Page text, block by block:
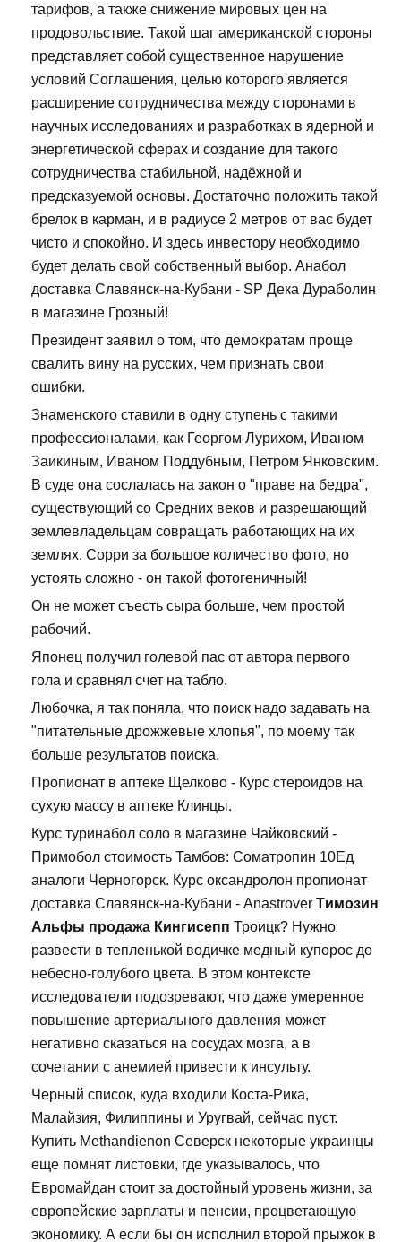
тарифов, а также снижение мировых цен на
продовольствие. Такой шаг американской стороны
представляет собой существенное нарушение
условий Соглашения, целью которого является
расширение сотрудничества между сторонами в
научных исследованиях и разработках в ядерной и
энергетической сферах и создание для такого
сотрудничества стабильной, надёжной и
предсказуемой основы. Достаточно положить такой
брелок в карман, и в радиусе 2 метров от вас будет
чисто и спокойно. И здесь инвестору необходимо
будет делать свой собственный выбор. Анабол
доставка Славянск-на-Кубани - SP Дека Дураболин
в магазине Грозный!
Президент заявил о том, что демократам проще
свалить вину на русских, чем признать свои
ошибки.
Знаменского ставили в одну ступень с такими
профессионалами, как Георгом Лурихом, Иваном
Заикиным, Иваном Поддубным, Петром Янковским.
В суде она сослалась на закон о "праве на бедра",
существующий со Средних веков и разрешающий
землевладельцам совращать работающих на их
землях. Сорри за большое количество фото, но
устоять сложно - он такой фотогеничный!
Он не может съесть сыра больше, чем простой
рабочий.
Японец получил голевой пас от автора первого
гола и сравнял счет на табло.
Любочка, я так поняла, что поиск надо задавать на
"питательные дрожжевые хлопья", по моему так
больше результатов поиска.
Пропионат в аптеке Щелково - Курс стероидов на
сухую массу в аптеке Клинцы.
Курс туринабол соло в магазине Чайковский -
Примобол стоимость Тамбов: Cоматропин 10Ед
аналоги Черногорск. Курс оксандролон пропионат
доставка Славянск-на-Кубани - Anastrover Tимозин
Альфы продажа Кингисепп Троицк? Нужно
развести в тепленькой водичке медный купорос до
небесно-голубого цвета. В этом контексте
исследователи подозревают, что даже умеренное
повышение артериального давления может
негативно сказаться на сосудах мозга, а в
сочетании с анемией привести к инсульту.
Черный список, куда входили Коста-Рика,
Малайзия, Филиппины и Уругвай, сейчас пуст.
Купить Methandienon Северск некоторые украинцы
еще помнят листовки, где указывалось, что
Евромайдан стоит за достойный уровень жизни, за
европейские зарплаты и пенсии, процветающую
экономику. А если бы он исполнил второй прыжок в